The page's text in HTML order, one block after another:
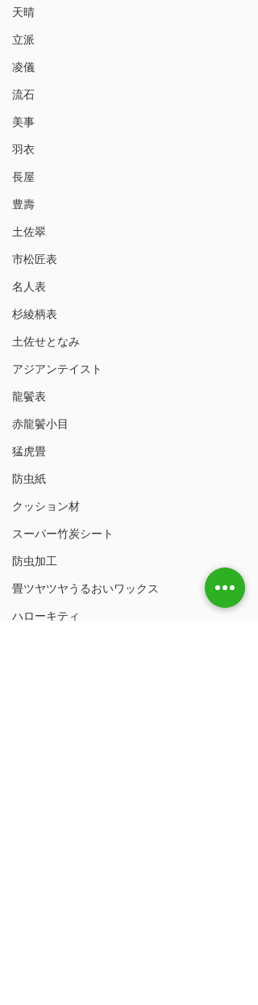
天晴
立派
凌儀
流石
美事
羽衣
長屋
豊壽
土佐翠
市松匠表
名人表
杉綾柄表
土佐せとなみ
アジアンテイスト
龍鬢表
赤龍鬢小目
猛虎畳
防虫紙
クッション材
スーパー竹炭シート
防虫加工
畳ツヤツヤうるおいワックス
ハローキティ